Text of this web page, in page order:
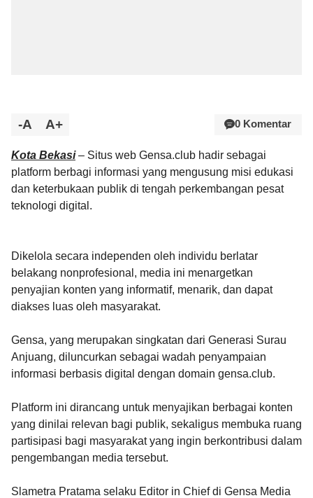
-A A+ 0 Komentar
Kota Bekasi– Situs web Gensa.club hadir sebagai
platform berbagi informasi yang mengusung misi edukasi
dan keterbukaan publik di tengah perkembangan pesat
teknologi digital.
Dikelola secara independen oleh individu berlatar
belakang nonprofesional, media ini menargetkan
penyajian konten yang informatif, menarik, dan dapat
diakses luas oleh masyarakat.
Gensa, yang merupakan singkatan dari Generasi Surau
Anjuang, diluncurkan sebagai wadah penyampaian
informasi berbasis digital dengan domain gensa.club.
Platform ini dirancang untuk menyajikan berbagai konten
yang dinilai relevan bagi publik, sekaligus membuka ruang
partisipasi bagi masyarakat yang ingin berkontribusi dalam
pengembangan media tersebut.
Slametra Pratama selaku Editor in Chief di Gensa Media